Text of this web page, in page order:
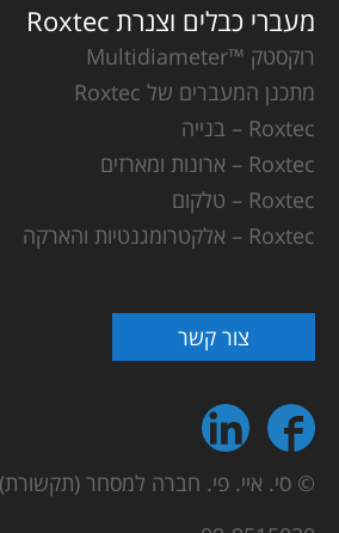
מעברי כבלים וצנרת Roxtec
רוקסטק ™Multidiameter
מתכנן המעברים של Roxtec
Roxtec – בנייה
Roxtec – ארונות ומארזים
Roxtec – טלקום
Roxtec – אלקטרומגנטיות והארקה
צור קשר
© סי. איי. פי. חברה למסחר